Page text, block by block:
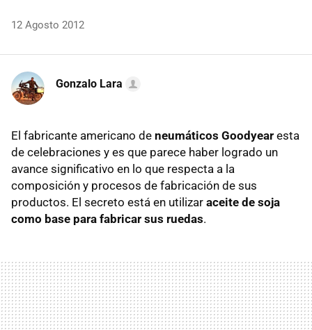
12 Agosto 2012
Gonzalo Lara
El fabricante americano de neumáticos Goodyear esta
de celebraciones y es que parece haber logrado un
avance significativo en lo que respecta a la
composición y procesos de fabricación de sus
productos. El secreto está en utilizar aceite de soja
como base para fabricar sus ruedas.